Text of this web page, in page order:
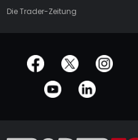
Die Trader-Zeitung
offizielle Social Media-Accounts